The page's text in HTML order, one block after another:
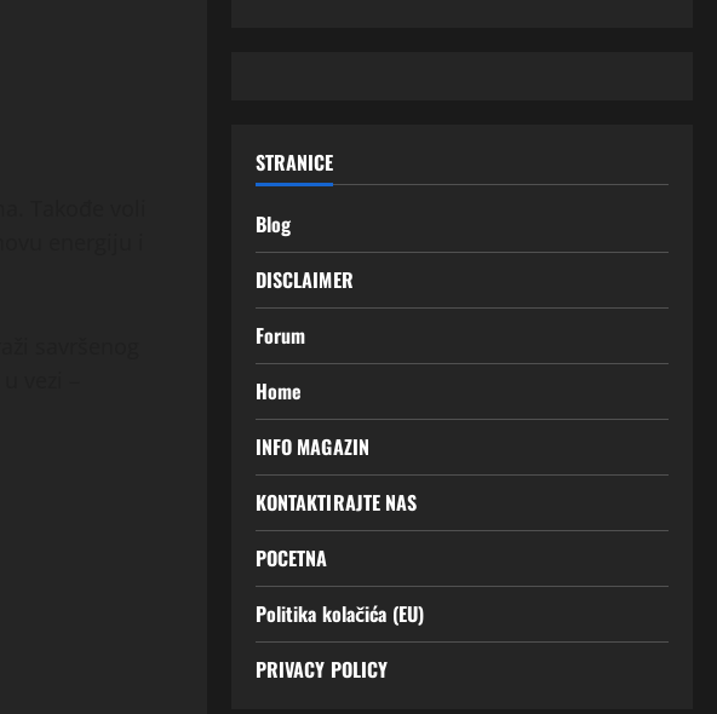
STRANICE
Blog
DISCLAIMER
Forum
Home
INFO MAGAZIN
KONTAKTIRAJTE NAS
POCETNA
Politika kolačića (EU)
PRIVACY POLICY